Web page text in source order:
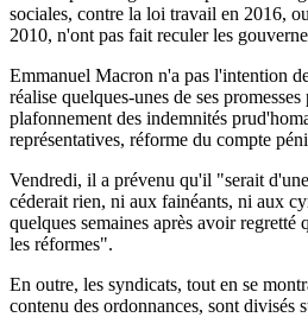
sociales, contre la loi travail en 2016,
2010, n'ont pas fait reculer les
Emmanuel Macron n'a pas l'intention
réalise quelques-unes de ses
plafonnement des indemnités
représentatives, réforme du compte
Vendredi, il a prévenu qu'il "serait
céderait rien, ni aux fainéants, ni aux
quelques semaines après avoir regretté
les réformes".
En outre, les syndicats, tout en se
contenu des ordonnances, sont divisés